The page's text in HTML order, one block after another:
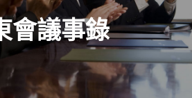
會議事錄